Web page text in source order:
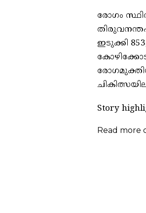
രോഗം
ഇടുക്കി
Story
Read more